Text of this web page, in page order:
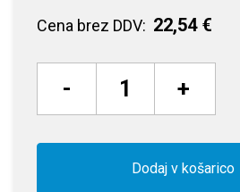
Cena brez DDV: 22,54 €
- +
Dodaj v košarico